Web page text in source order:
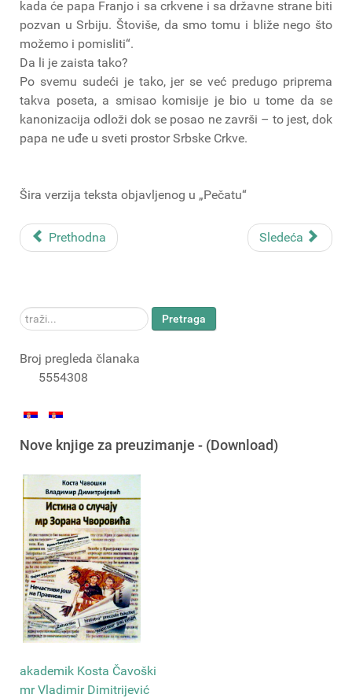
kada će papa Franjo i sa crkvene i sa državne strane biti
pozvan u Srbiju. Štoviše, da smo tomu i bliže nego što
možemo i pomisliti“.
Da li je zaista tako?
Po svemu sudeći je tako, jer se već predugo priprema
takva poseta, a smisao komisije je bio u tome da se
kanonizacija odloži dok se posao ne završi – to jest, dok
papa ne uđe u sveti prostor Srbske Crkve.
Šira verzija teksta objavljenog u „Pečatu“
Prethodna Sledeća
traži... Pretraga
Broj pregleda članaka
5554308
Nove knjige za preuzimanje - (Download)
akademik Kosta Čavoški
mr Vladimir Dimitrijević